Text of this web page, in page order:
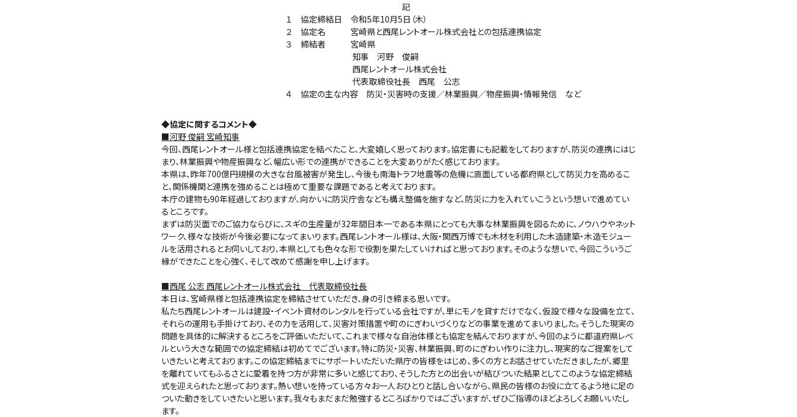
記
１ 協定締結日 令和5年10月5日（木）
２ 協定名 宮崎県と西尾レントオール株式会社との包括連携協定
３ 締結者 宮崎県
知事 河野 俊嗣
西尾レントオール株式会社
代表取締役社長 西尾 公志
４ 協定の主な内容 防災・災害時の支援／林業振興／物産振興・情報発信 など
◆協定に関するコメント◆
■河野 俊嗣 宮崎知事
今回、西尾レントオール様と包括連携協定を結べたこと、大変嬉しく思っております。協定書にも記載をしておりますが、防災の連携にはじ
まり、林業振興や物産振興など、幅広い形での連携ができることを大変ありがたく感じております。
本県は、昨年700億円規模の大きな台風被害が発生し、今後も南海トラフ地震等の危機に直面している都府県として防災力を高めるこ
と、関係機関と連携を強めることは極めて重要な課題であると考えております。
本庁の建物も90年経過しておりますが、向かいに防災庁舎なども構え整備を施すなど、防災に力を入れていこうという想いで進めてい
るところです。
まずは防災面でのご協力ならびに、スギの生産量が32年間日本一である本県にとっても大事な林業振興を図るために、ノウハウやネット
ワーク、様々な技術が今後必要になってまいります。西尾レントオール様は、大阪・関西万博でも木材を利用した木造建築・木造モジュー
ルを活用されるとお伺いしており、本県としても色々な形で役割を果たしていければと思っております。そのような想いで、今回こういうご
縁ができたことを心強く、そして改めて感謝を申し上げます。
■西尾 公志 西尾レントオール株式会社 代表取締役社長
本日は、宮崎県様と包括連携協定を締結させていただき、身の引き締まる思いです。
私たち西尾レントオールは建設・イベント資材のレンタルを行っている会社ですが、単にモノを貸すだけでなく、仮設で様々な設備を立て、
それらの運用も手掛けており、その力を活用して、災害対策措置や町のにぎわいづくりなどの事業を進めてまいりました。そうした現実の
問題を具体的に解決するところをご評価いただいて、これまで様々な自治体様とも協定を結んでおりますが、今回のように都道府県レベ
ルという大きな範囲での協定締結は初めてでございます。特に防災・災害、林業振興、町のにぎわい作りに注力し、現実的なご提案をして
いきたいと考えております。この協定締結までにサポートいただいた県庁の皆様をはじめ、多くの方とお話させていただきましたが、郷里
を離れていてもふるさとに愛着を持つ方が非常に多いと感じており、そうした方との出会いが結びついた結果としてこのような協定締結
式を迎えられたと思っております。熱い想いを持っている方々お一人おひとりと話し合いながら、県民の皆様のお役に立てるよう地に足の
ついた動きをしていきたいと思います。我々もまだまだ勉強するところばかりではございますが、ぜひご指導のほどよろしくお願いいたし
ます。